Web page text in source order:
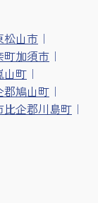
松山市
町加須市
山町
郡鳩山町
比企郡川島町